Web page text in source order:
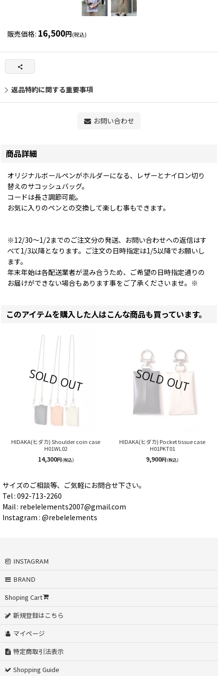
販売価格: 16,500円(税込)
返品特約に関する重要事項
お問い合わせ
商品詳細
オリジナルボールペンがホルダーになる、レザーとナイロン切り
替えのサコッシュバッグ。
コードは長さ調節可能。
お気に入りのペンとの交換して楽しむ事もできます。
※12/30〜1/2までのご注文分の発送、お問い合わせへの返信はす
べて1/3以降となります。ご注文の日時指定は1/5以降でお願いし
ます。
年末年始は各配送業者が混み合うため、ご希望の日時指定通りの
お届けができない場合もあります事をご了承くださいませ。※
このアイテムを購入した人はこんな商品も買っています。
HIDAKA(ヒダカ) Shoulder coin case
H01WL02
14,300円 (税込)
HIDAKA(ヒダカ) Pocket tissue case
H01PKT01
9,900円(税込)
サイズのご相談等、ご気軽にお問合せ下さい。
Tel : 092-713-2260
Mail : rebelelements2007@gmail.com
Instagram : @rebelelements
INSTAGRAM
BRAND
Shoping Cart
新規登録はこちら
マイページ
特定商取引法表示
Shopping Guide